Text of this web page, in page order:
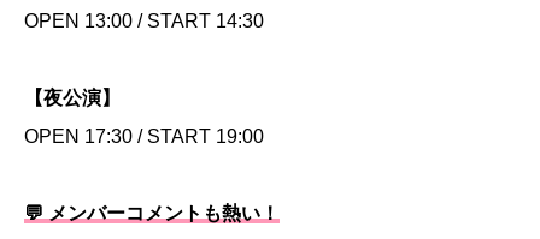
OPEN 13:00 / START 14:30
【夜公演】
OPEN 17:30 / START 19:00
💬 メンバーコメントも熱い！